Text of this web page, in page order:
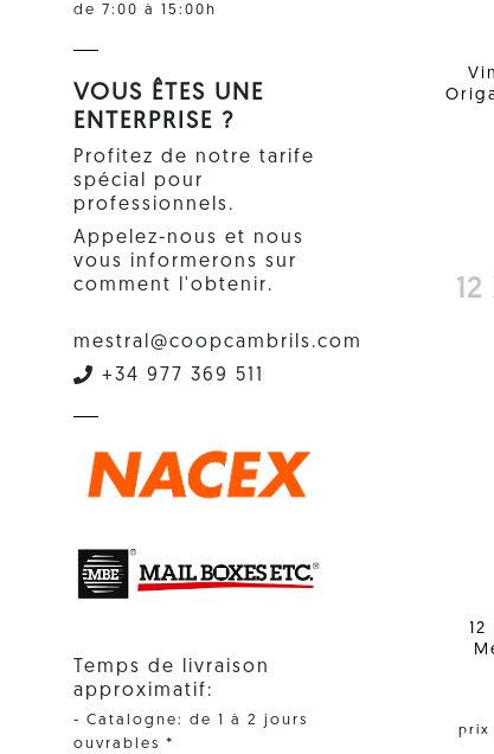
12
prix
de 7:00 à 15:00h
VOUS ÊTES UNE
ENTERPRISE ?
Profitez de notre tarife
spécial pour
professionnels.
Appelez-nous et nous
vous informerons sur
comment l'obtenir.
mestral@coopcambrils.com
+34 977 369 511
Temps de livraison
approximatif:
- Catalogne: de 1 à 2 jours
ouvrables *